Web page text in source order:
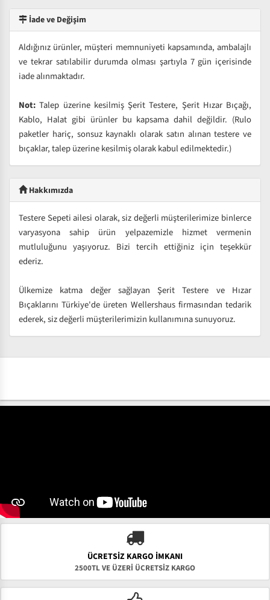
İade ve Değişim
Aldığınız ürünler, müşteri memnuniyeti kapsamında, ambalajlı
ve tekrar satılabilir durumda olması şartıyla 7 gün içerisinde
iade alınmaktadır.
Not: Talep üzerine kesilmiş Şerit Testere, Şerit Hızar Bıçağı,
Kablo, Halat gibi ürünler bu kapsama dahil değildir. (Rulo
paketler hariç, sonsuz kaynaklı olarak satın alınan testere ve
bıçaklar, talep üzerine kesilmiş olarak kabul edilmektedir.)
Hakkımızda
Testere Sepeti ailesi olarak, siz değerli müşterilerimize binlerce
varyasyona sahip ürün yelpazemizle hizmet vermenin
mutluluğunu yaşıyoruz. Bizi tercih ettiğiniz için teşekkür
ederiz.
Ülkemize katma değer sağlayan Şerit Testere ve Hızar
Bıçaklarını Türkiye'de üreten Wellershaus firmasından tedarik
ederek, siz değerli müşterilerimizin kullanımına sunuyoruz.
ÜCRETSIZ KARGO İMKANI
2500TL VE ÜZERİ ÜCRETSİZ KARGO